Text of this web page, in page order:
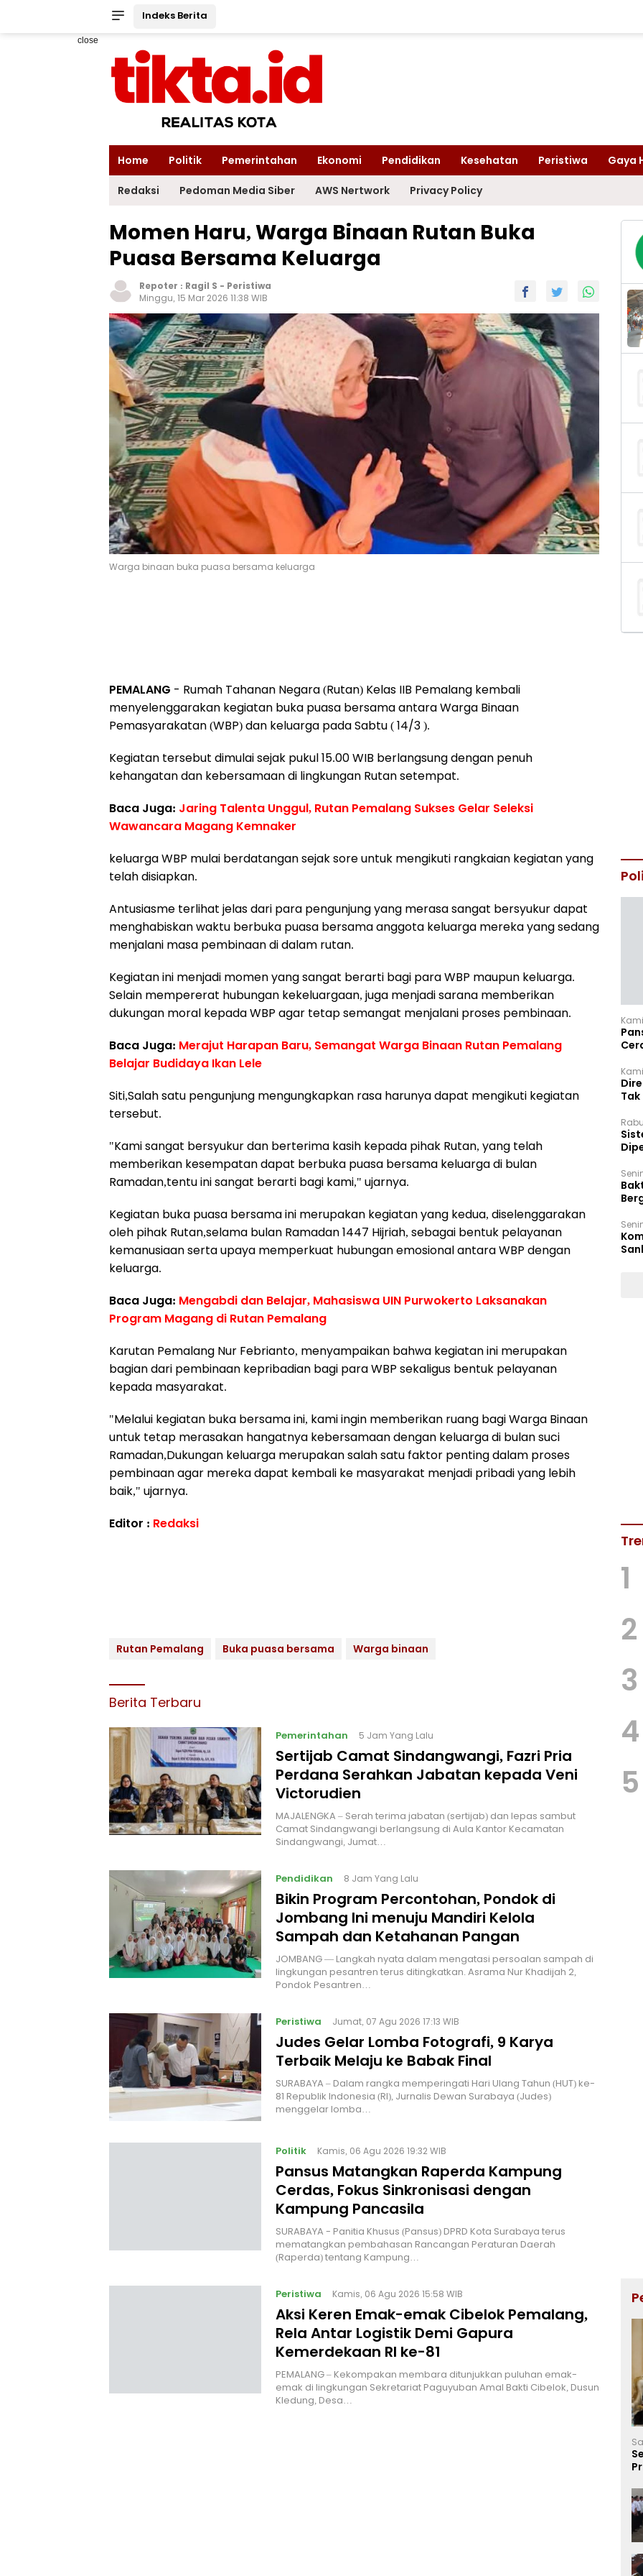
Indeks Berita
close
Home Politik Pemerintahan Ekonomi Pendidikan Kesehatan Peristiwa Gaya
Redaksi Pedoman Media Siber AWS Nertwork Privacy Policy
Momen Haru, Warga Binaan Rutan Buka
Puasa Bersama Keluarga
Repoter : Ragil S - Peristiwa
Minggu, 15 Mar 2026 11:38 WIB
Warga binaan buka puasa bersama keluarga
PEMALANG - Rumah Tahanan Negara (Rutan) Kelas IIB Pemalang kembali
menyelenggarakan kegiatan buka puasa bersama antara Warga Binaan
Pemasyarakatan (WBP) dan keluarga pada Sabtu ( 14/3 ).
Kegiatan tersebut dimulai sejak pukul 15.00 WIB berlangsung dengan penuh
kehangatan dan kebersamaan di lingkungan Rutan setempat.
Baca Juga: Jaring Talenta Unggul, Rutan Pemalang Sukses Gelar Seleksi
Wawancara Magang Kemnaker
keluarga WBP mulai berdatangan sejak sore untuk mengikuti rangkaian kegiatan yang
telah disiapkan.
Antusiasme terlihat jelas dari para pengunjung yang merasa sangat bersyukur dapat
menghabiskan waktu berbuka puasa bersama anggota keluarga mereka yang sedang
menjalani masa pembinaan di dalam rutan.
Kegiatan ini menjadi momen yang sangat berarti bagi para WBP maupun keluarga.
Selain mempererat hubungan kekeluargaan, juga menjadi sarana memberikan
dukungan moral kepada WBP agar tetap semangat menjalani proses pembinaan.
Baca Juga: Merajut Harapan Baru, Semangat Warga Binaan Rutan Pemalang
Belajar Budidaya Ikan Lele
Siti,Salah satu pengunjung mengungkapkan rasa harunya dapat mengikuti kegiatan
tersebut.
"Kami sangat bersyukur dan berterima kasih kepada pihak Rutan, yang telah
memberikan kesempatan dapat berbuka puasa bersama keluarga di bulan
Ramadan,tentu ini sangat berarti bagi kami," ujarnya.
Kegiatan buka puasa bersama ini merupakan kegiatan yang kedua, diselenggarakan
oleh pihak Rutan,selama bulan Ramadan 1447 Hijriah, sebagai bentuk pelayanan
kemanusiaan serta upaya memperkuat hubungan emosional antara WBP dengan
keluarga.
Baca Juga: Mengabdi dan Belajar, Mahasiswa UIN Purwokerto Laksanakan
Program Magang di Rutan Pemalang
Karutan Pemalang Nur Febrianto, menyampaikan bahwa kegiatan ini merupakan
bagian dari pembinaan kepribadian bagi para WBP sekaligus bentuk pelayanan
kepada masyarakat.
"Melalui kegiatan buka bersama ini, kami ingin memberikan ruang bagi Warga Binaan
untuk tetap merasakan hangatnya kebersamaan dengan keluarga di bulan suci
Ramadan,Dukungan keluarga merupakan salah satu faktor penting dalam proses
pembinaan agar mereka dapat kembali ke masyarakat menjadi pribadi yang lebih
baik," ujarnya.
Editor : Redaksi
Rutan Pemalang Buka puasa bersama Warga binaan
Berita Terbaru
Pemerintahan 5 Jam Yang Lalu
Sertijab Camat Sindangwangi, Fazri Pria
Perdana Serahkan Jabatan kepada Veni
Victorudien
MAJALENGKA – Serah terima jabatan (sertijab) dan lepas sambut
Camat Sindangwangi berlangsung di Aula Kantor Kecamatan
Sindangwangi, Jumat…
Pendidikan 8 Jam Yang Lalu
Bikin Program Percontohan, Pondok di
Jombang Ini menuju Mandiri Kelola
Sampah dan Ketahanan Pangan
JOMBANG — Langkah nyata dalam mengatasi persoalan sampah di
lingkungan pesantren terus ditingkatkan. Asrama Nur Khadijah 2,
Pondok Pesantren…
Peristiwa Jumat, 07 Agu 2026 17:13 WIB
Judes Gelar Lomba Fotografi, 9 Karya
Terbaik Melaju ke Babak Final
‎SURABAYA – Dalam rangka memperingati Hari Ulang Tahun (HUT) ke-
81 Republik Indonesia (RI), Jurnalis Dewan Surabaya (Judes)
menggelar lomba…
Politik Kamis, 06 Agu 2026 19:32 WIB
Pansus Matangkan Raperda Kampung
Cerdas, Fokus Sinkronisasi dengan
Kampung Pancasila
‎SURABAYA - Panitia Khusus (Pansus) DPRD Kota Surabaya terus
mematangkan pembahasan Rancangan Peraturan Daerah
(Raperda) tentang Kampung…
Peristiwa Kamis, 06 Agu 2026 15:58 WIB
Aksi Keren Emak-emak Cibelok Pemalang,
Rela Antar Logistik Demi Gapura
Kemerdekaan RI ke-81
PEMALANG – Kekompakan membara ditunjukkan puluhan emak-
emak di lingkungan Sekretariat Paguyuban Amal Bakti Cibelok, Dusun
Kledung, Desa…
1
2
3
4
5